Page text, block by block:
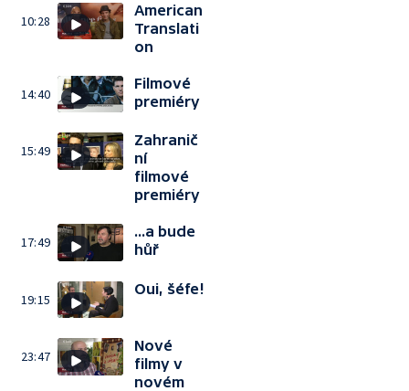
10:28
American
Translati
on
14:40
Filmové
premiéry
15:49
Zahranič
ní
filmové
premiéry
17:49
...a bude
hůř
19:15
Oui, šéfe!
23:47
Nové
filmy v
novém